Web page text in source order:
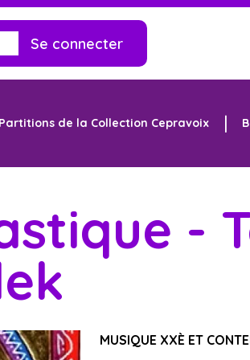
Se connecter
Partitions de la Collection Cepravoix
-
MUSIQUE XXÈ ET